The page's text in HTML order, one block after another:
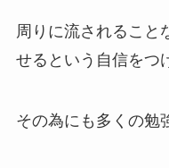
周りに流されること
せるという自信をつ
その為にも多くの勉